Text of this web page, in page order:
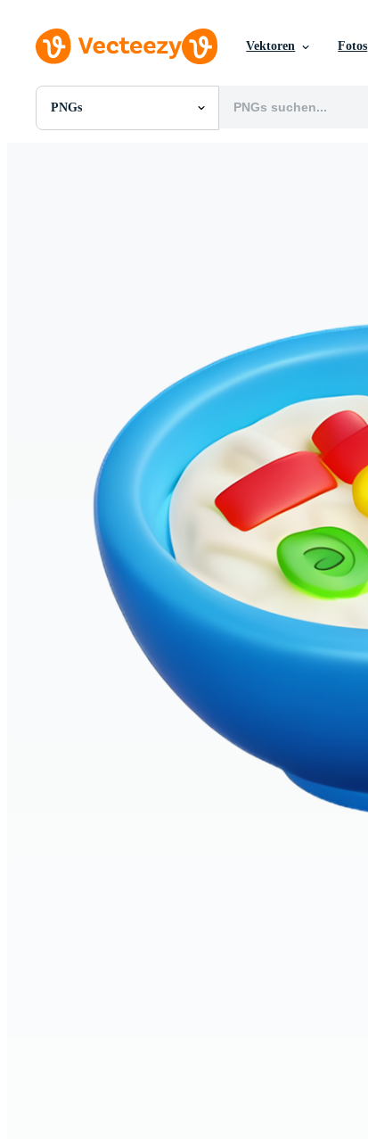
Vektoren Fotos
PNGs
Alle Bilder